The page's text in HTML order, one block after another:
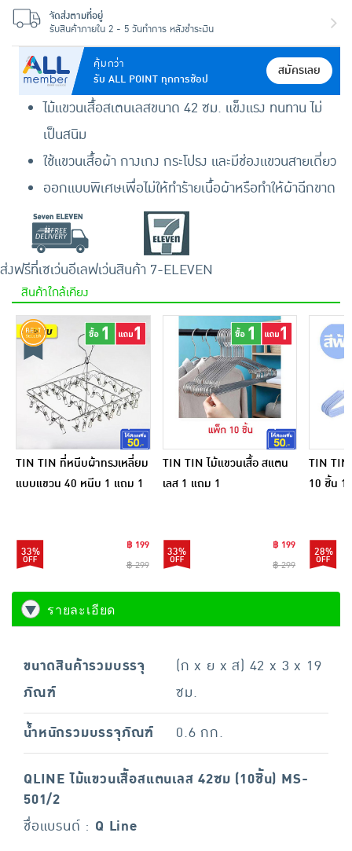
คุ้มกว่า
รับ ALL POINT ทุกการช้อป
สมัครเลย
ไม้แขวนเสื้อสเตนเลสขนาด 42 ซม. แข็งแรง ทนทาน ไม่
เป็นสนิม
ใช้แขวนเสื้อผ้า กางเกง กระโปรง และมีช่องแขวนสายเดี่ยว
ออกแบบพิเศษเพื่อไม่ให้ทำร้ายเนื้อผ้าหรือทำให้ผ้าฉีกขาด
จัดส่งตามที่อยู่
รับสินค้าภายใน 2 - 5 วันทำการ หลังชำระเงิน
ส่งฟรีที่เซเว่นอีเลฟเว่นสินค้า 7-ELEVEN
สินค้าใกล้เคียง
TIN TIN ที่หนีบผ้าทรงเหลี่ยม
แบบแขวน 40 หนีบ 1 แถม 1
33%
฿ 199
฿ 299
TIN TIN ไม้แขวนเสื้อ สแตน
เลส 1 แถม 1
33%
฿ 199
฿ 299
TIN TIN
10 ชิ้น 1
28%
รายละเอียด
ขนาดสินค้ารวมบรรจุ
ภัณฑ์
(ก x ย x ส) 42 x 3 x 19
ซม.
น้ำหนักรวมบรรจุภัณฑ์
0.6 กก.
QLINE ไม้แขวนเสื้อสแตนเลส 42ซม (10ชิ้น) MS-
501/2
ชื่อแบรนด์ : Q Line